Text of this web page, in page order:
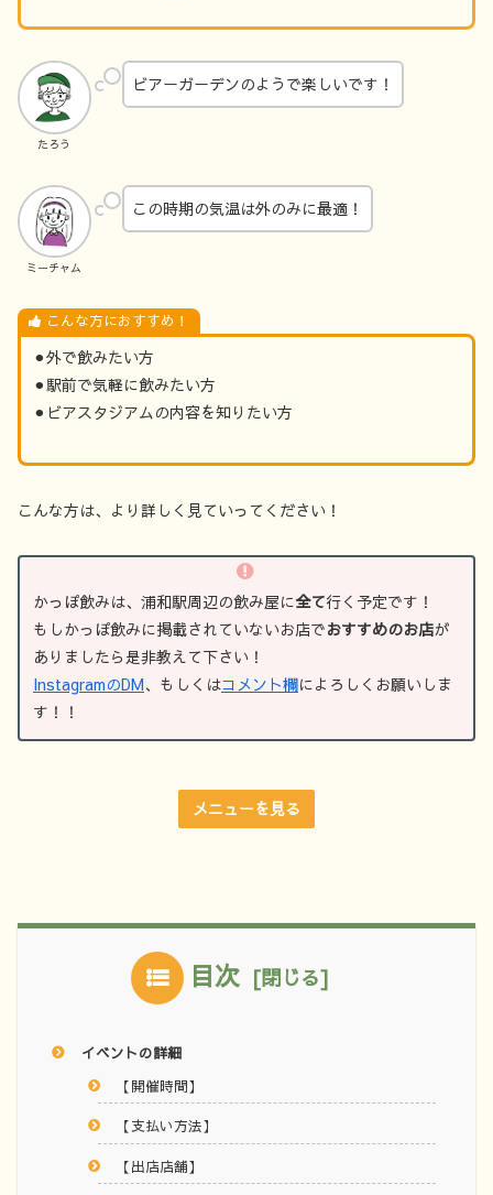
たろう
ビアーガーデンのようで楽しいです！
ミーチャム
この時期の気温は外のみに最適！
こんな方におすすめ！
⚫︎外で飲みたい方
⚫︎駅前で気軽に飲みたい方
⚫︎ビアスタジアムの内容を知りたい方
こんな方は、より詳しく見ていってください！
かっぽ飲みは、浦和駅周辺の飲み屋に全て行く予定です！
もしかっぽ飲みに掲載されていないお店でおすすめのお店が
ありましたら是非教えて下さい！
InstagramのDM、もしくはコメント欄によろしくお願いしま
す！！
メニューを見る
目次
イベントの詳細
【開催時間】
【支払い方法】
【出店店舗】